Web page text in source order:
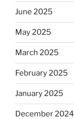
June 2025
May 2025
March 2025
February 2025
January 2025
December 2024